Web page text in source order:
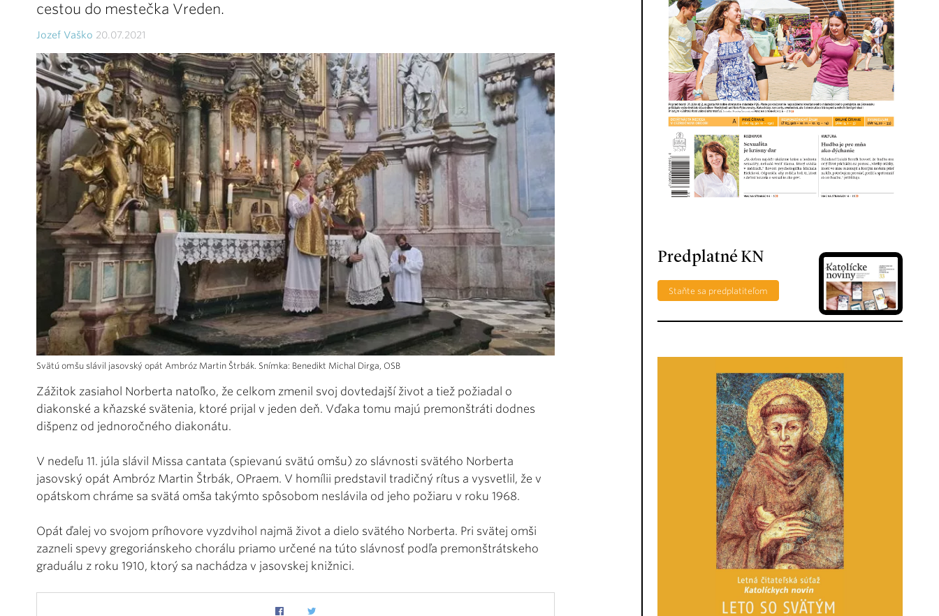
cestou do mestečka Vreden.
Jozef Vaško 20.07.2021
Svätú omšu slávil jasovský opát Ambróz Martin Štrbák. Snímka: Benedikt Michal Dirga, OSB
Zážitok zasiahol Norberta natoľko, že celkom zmenil svoj dovtedajší život a tiež požiadal o
diakonské a kňazské svätenia, ktoré prijal v jeden deň. Vďaka tomu majú premonštráti dodnes
dišpenz od jednoročného diakonátu.
V nedeľu 11. júla slávil Missa cantata (spievanú svätú omšu) zo slávnosti svätého Norberta
jasovský opát Ambróz Martin Štrbák, OPraem. V homílii predstavil tradičný rítus a vysvetlil, že v
opátskom chráme sa svätá omša takýmto spôsobom neslávila od jeho požiaru v roku 1968.
Opát ďalej vo svojom príhovore vyzdvihol najmä život a dielo svätého Norberta. Pri svätej omši
zazneli spevy gregoriánskeho chorálu priamo určené na túto slávnosť podľa premonštrátskeho
graduálu z roku 1910, ktorý sa nachádza v jasovskej knižnici.
Predplatné KN
Staňte sa predplatiteľom